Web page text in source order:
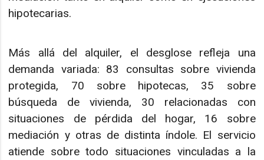
hipotecarias.
Más allá del alquiler, el desglose refleja una
demanda variada: 83 consultas sobre vivienda
protegida, 70 sobre hipotecas, 35 sobre
búsqueda de vivienda, 30 relacionadas con
situaciones de pérdida del hogar, 16 sobre
mediación y otras de distinta índole. El servicio
atiende sobre todo situaciones vinculadas a la